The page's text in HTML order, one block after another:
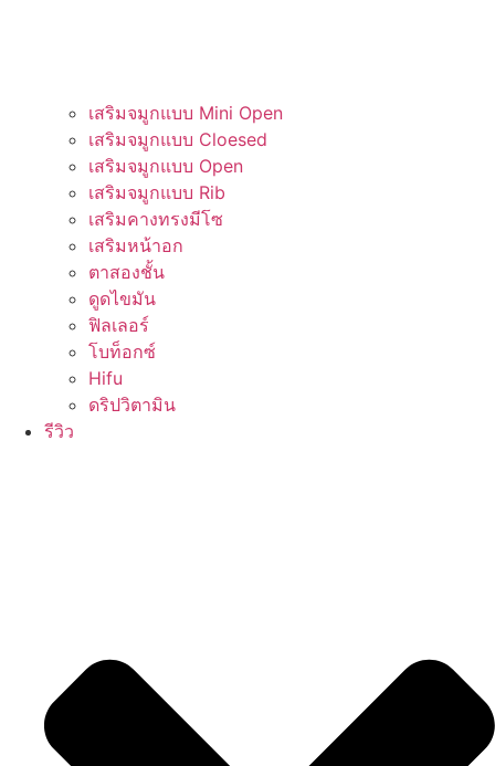
เสริมจมูกแบบ Mini Open
เสริมจมูกแบบ Cloesed
เสริมจมูกแบบ Open
เสริมจมูกแบบ Rib
เสริมคางทรงมีโซ​​
เสริมหน้าอก
ตาสองชั้น
ดูดไขมัน
ฟิลเลอร์
โบท็อกซ์
Hifu
ดริปวิตามิน
รีวิว